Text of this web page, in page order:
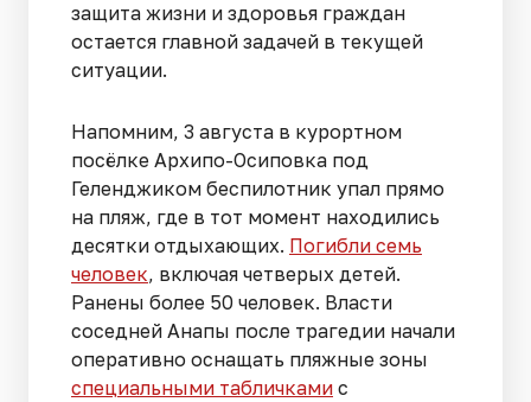
защита жизни и здоровья граждан
остается главной задачей в текущей
ситуации.
Напомним, 3 августа в курортном
посёлке Архипо-Осиповка под
Геленджиком беспилотник упал прямо
на пляж, где в тот момент находились
десятки отдыхающих. Погибли семь
человек, включая четверых детей.
Ранены более 50 человек. Власти
соседней Анапы после трагедии начали
оперативно оснащать пляжные зоны
специальными табличками с